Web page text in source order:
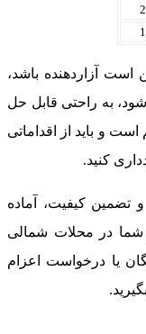
است آزاردهنده باشد،
به راحتی قابل حل
و باید از اقداماتی
کنید.
کیفیت، آماده
شما در محلات شمالی
یا درخواست اعزام